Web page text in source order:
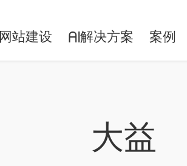
网站建设 AI 解决方案 案例
大益